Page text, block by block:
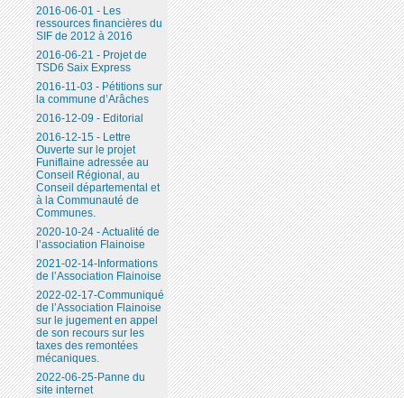
2016-06-01 - Les
ressources financières du
SIF de 2012 à 2016
2016-06-21 - Projet de
TSD6 Saix Express
2016-11-03 - Pétitions sur
la commune d’Arâches
2016-12-09 - Editorial
2016-12-15 - Lettre
Ouverte sur le projet
Funiflaine adressée au
Conseil Régional, au
Conseil départemental et
à la Communauté de
Communes.
2020-10-24 - Actualité de
l’association Flainoise
2021-02-14-Informations
de l’Association Flainoise
2022-02-17-Communiqué
de l’Association Flainoise
sur le jugement en appel
de son recours sur les
taxes des remontées
mécaniques.
2022-06-25-Panne du
site internet